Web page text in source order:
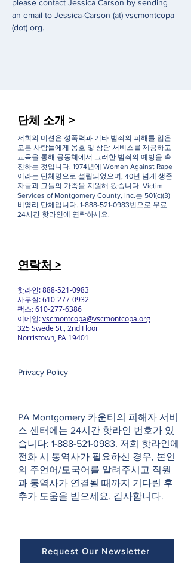
please contact Jessica Carson by sending
an email to Jessica-Carson (at) vscmontcopa
(dot) org.
단체 소개 >
저희의 미션은 성폭력과 기타 범죄의 피해를 입은
모든 사람들에게 옹호 및 상담 서비스를 제공하고
교육을 통해 공동체에서 그러한 범죄의 예방을 촉
진하는 것입니다. 1974년에 Women Against Rape
이라는 단체명으로 설립되었으며, 40년 넘게 생존
자들과 그들의 가족을 지원해 왔습니다. Victim
Services of Montgomery County, Inc.는 501(c)(3)
비영리 단체입니다. 1-888-521-0983번으로 무료
24시간 핫라인에 연락하세요.
연락처 >
핫라인:888-521-0983
사무실:610-277-0932
팩스:610-277-6386
이메일:vscmontcopa@vscmontcopa.org
325 Swede St., 2nd Floor
Norristown, PA 19401
Privacy Policy
PA Montgomery 카운티의 피해자 서비
스 센터에는 24시간 핫라인 번호가 있
습니다: 1-888-521-0983. 저희 핫라인에
전화 시 통역사가 필요하신 경우, 본인
의 주언어/모국어를 알려주시고 직원
과 통역사가 연결될 때까지 기다린 후
추가 도움을 받으세요. 감사합니다.
Request Our Newsletter